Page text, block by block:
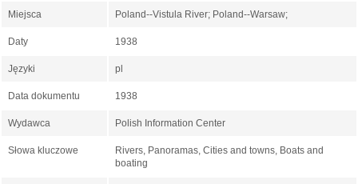
Miejsca Poland--Vistula River; Poland--Warsaw;
Daty 1938
Języki pl
Data dokumentu 1938
Wydawca Polish Information Center
Słowa kluczowe
Rivers, Panoramas, Cities and towns, Boats and
boating